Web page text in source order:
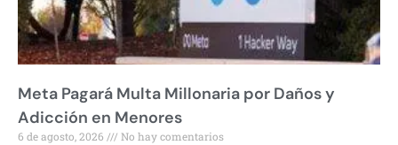
Meta Pagará Multa Millonaria por Daños y
Adicción en Menores
6 de agosto, 2026 No hay comentarios